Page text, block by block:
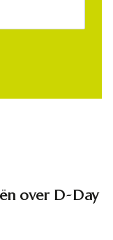
over D-Day